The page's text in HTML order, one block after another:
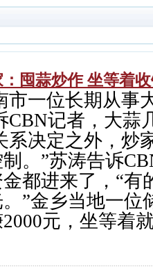
囤蒜炒作 坐等着
市一位长期从事
CBN记者，大蒜
系决定之外，炒
。”苏涛告诉
都进来了，“有
”金乡当地一位
元，坐等着